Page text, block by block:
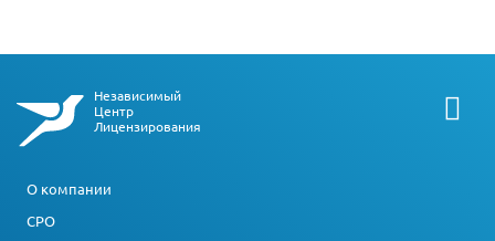
Независимый
Центр
Лицензирования
О компании
СРО